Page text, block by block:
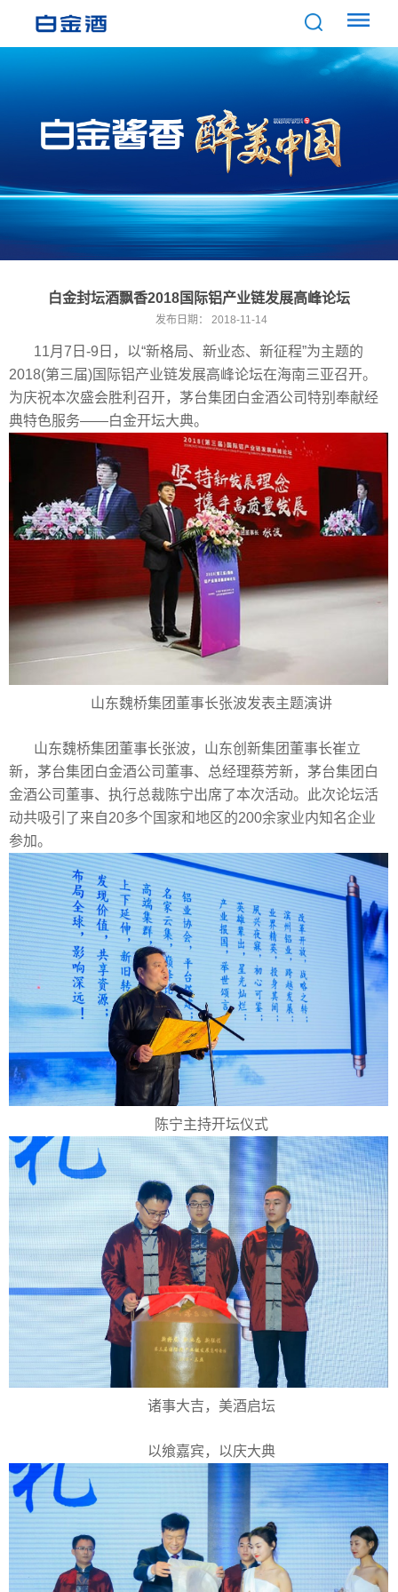
白金封坛酒飘香2018国际铝产业链发展高峰论坛
发布日期： 2018-11-14
11月7日-9日，以“新格局、新业态、新征程”为主题的
2018(第三届)国际铝产业链发展高峰论坛在海南三亚召开。
为庆祝本次盛会胜利召开，茅台集团白金酒公司特别奉献经
典特色服务——白金开坛大典。
山东魏桥集团董事长张波发表主题演讲
山东魏桥集团董事长张波，山东创新集团董事长崔立
新，茅台集团白金酒公司董事、总经理蔡芳新，茅台集团白
金酒公司董事、执行总裁陈宁出席了本次活动。此次论坛活
动共吸引了来自20多个国家和地区的200余家业内知名企业
参加。
陈宁主持开坛仪式
诸事大吉，美酒启坛
以飨嘉宾，以庆大典